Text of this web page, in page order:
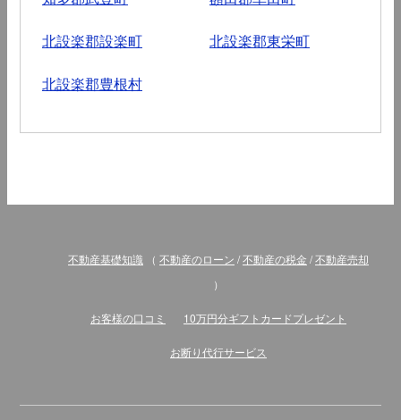
北設楽郡設楽町 北設楽郡東栄町
北設楽郡豊根村
不動産基礎知識 （ 不動産のローン /不動産の税金 /不動産売却
）
お客様の口コミ 10万円分ギフトカードプレゼント
お断り代行サービス